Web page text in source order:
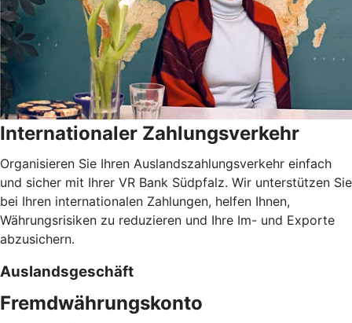
Internationaler Zahlungsverkehr
Organisieren Sie Ihren Auslandszahlungsverkehr einfach
und sicher mit Ihrer VR Bank Südpfalz. Wir unterstützen Sie
bei Ihren internationalen Zahlungen, helfen Ihnen,
Währungsrisiken zu reduzieren und Ihre Im- und Exporte
abzusichern.
Auslandsgeschäft
Fremdwährungskonto